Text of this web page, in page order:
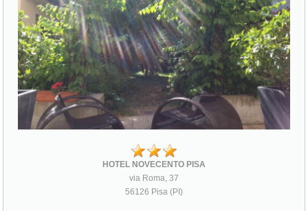
HOTEL NOVECENTO PISA
via Roma, 37
56126 Pisa (PI)